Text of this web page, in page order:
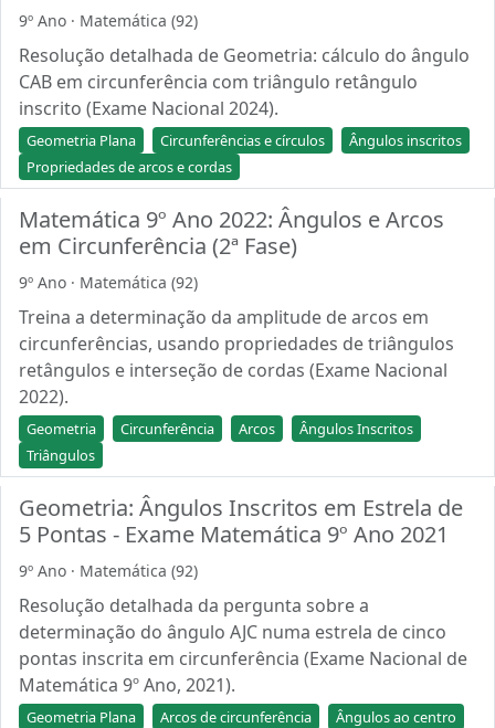
9º Ano · Matemática (92)
Resolução detalhada de Geometria: cálculo do ângulo
CAB em circunferência com triângulo retângulo
inscrito (Exame Nacional 2024).
Geometria Plana Circunferências e círculos
Ângulos inscritos
Propriedades de arcos e cordas
Matemática 9º Ano 2022: Ângulos e Arcos
em Circunferência (2ª Fase)
9º Ano · Matemática (92)
Treina a determinação da amplitude de arcos em
circunferências, usando propriedades de triângulos
retângulos e interseção de cordas (Exame Nacional
2022).
Geometria Circunferência Arcos
Ângulos Inscritos
Triângulos
Geometria: Ângulos Inscritos em Estrela de
5 Pontas - Exame Matemática 9º Ano 2021
9º Ano · Matemática (92)
Resolução detalhada da pergunta sobre a
determinação do ângulo AJC numa estrela de cinco
pontas inscrita em circunferência (Exame Nacional de
Matemática 9º Ano, 2021).
Geometria Plana Arcos de circunferência Ângulos ao centro